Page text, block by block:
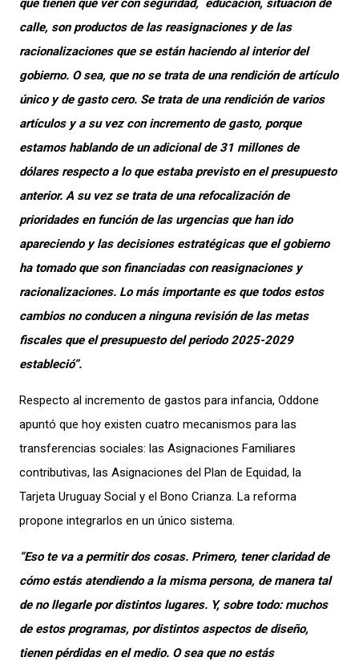
que tienen que ver con seguridad, educación, situación de
calle, son productos de las reasignaciones y de las
racionalizaciones que se están haciendo al interior del
gobierno. O sea, que no se trata de una rendición de artículo
único y de gasto cero. Se trata de una rendición de varios
artículos y a su vez con incremento de gasto, porque
estamos hablando de un adicional de 31 millones de
dólares respecto a lo que estaba previsto en el presupuesto
anterior. A su vez se trata de una refocalización de
prioridades en función de las urgencias que han ido
apareciendo y las decisiones estratégicas que el gobierno
ha tomado que son financiadas con reasignaciones y
racionalizaciones. Lo más importante es que todos estos
cambios no conducen a ninguna revisión de las metas
fiscales que el presupuesto del periodo 2025-2029
estableció”.
Respecto al incremento de gastos para infancia, Oddone
apuntó que hoy existen cuatro mecanismos para las
transferencias sociales: las Asignaciones Familiares
contributivas, las Asignaciones del Plan de Equidad, la
Tarjeta Uruguay Social y el Bono Crianza. La reforma
propone integrarlos en un único sistema.
“Eso te va a permitir dos cosas. Primero, tener claridad de
cómo estás atendiendo a la misma persona, de manera tal
de no llegarle por distintos lugares. Y, sobre todo: muchos
de estos programas, por distintos aspectos de diseño,
tienen pérdidas en el medio. O sea que no estás